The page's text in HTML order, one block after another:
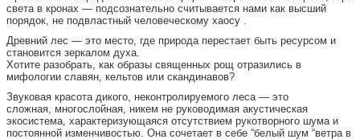
света в кронах — подсознательно считывается нами как высший
порядок, не подвластный человеческому хаосу .
Древний лес — это место, где природа перестает быть ресурсом и
становится зеркалом духа.
Хотите разобрать, как образы священных рощ отразились в
мифологии славян, кельтов или скандинавов?
Звуковая красота дикого, неконтролируемого леса — это
сложная, многослойная, никем не руководимая акустическая
экосистема, характеризующаяся отсутствием рукотворного шума и
постоянной изменчивостью. Она сочетает в себе “белый шум “ветра в